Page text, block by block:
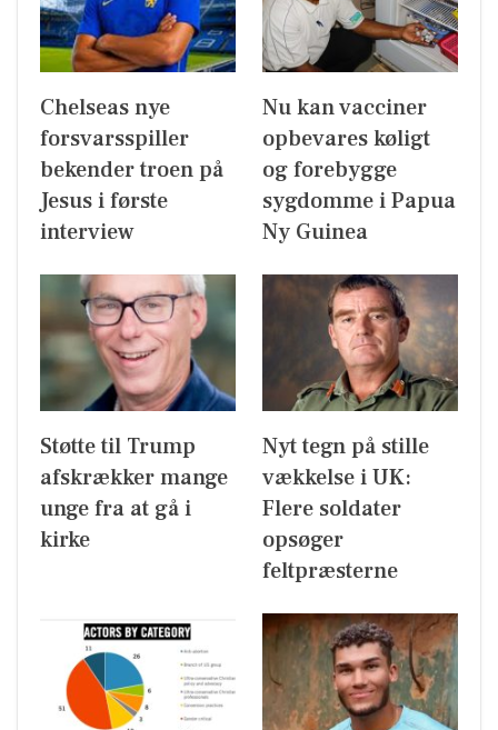
Chelseas nye
forsvarsspiller
bekender troen på
Jesus i første
interview
Nu kan vacciner
opbevares køligt
og forebygge
sygdomme i Papua
Ny Guinea
Støtte til Trump
afskrækker mange
unge fra at gå i
kirke
Nyt tegn på stille
vækkelse i UK:
Flere soldater
opsøger
feltpræsterne